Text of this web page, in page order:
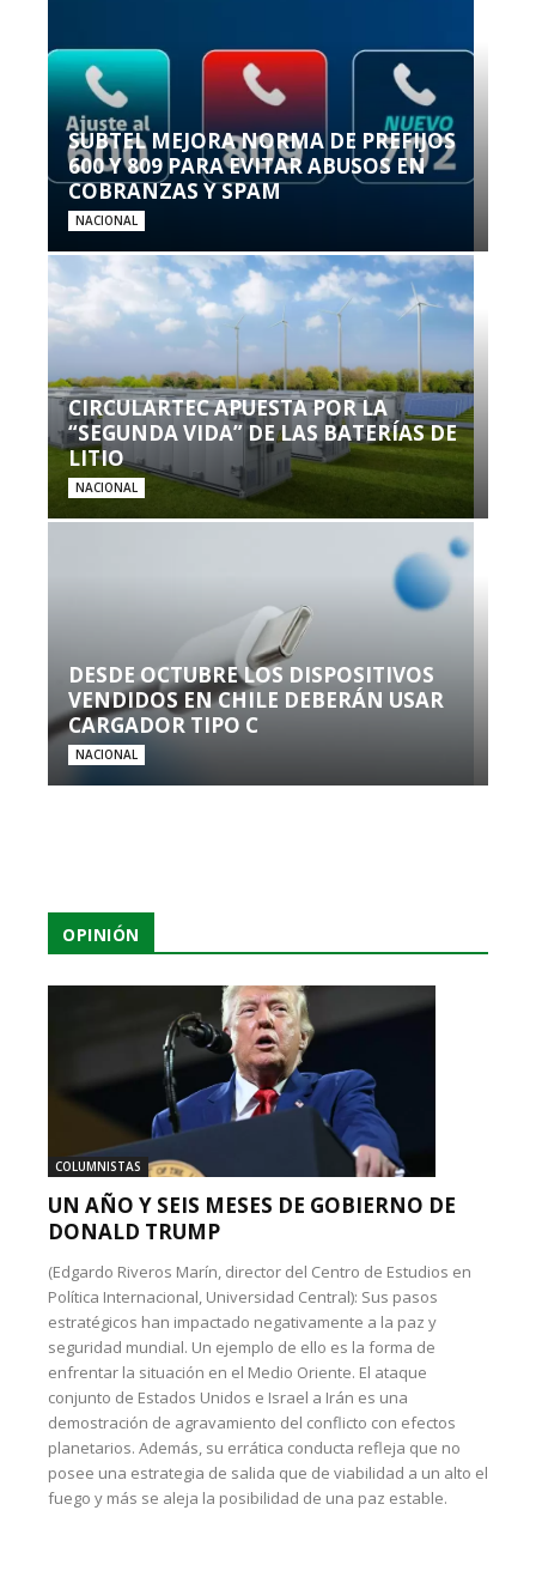
SUBTEL MEJORA NORMA DE PREFIJOS
600 Y 809 PARA EVITAR ABUSOS EN
COBRANZAS Y SPAM
NACIONAL
CIRCULARTEC APUESTA POR LA
“SEGUNDA VIDA” DE LAS BATERÍAS DE
LITIO
NACIONAL
DESDE OCTUBRE LOS DISPOSITIVOS
VENDIDOS EN CHILE DEBERÁN USAR
CARGADOR TIPO C
NACIONAL
OPINIÓN
COLUMNISTAS
UN AÑO Y SEIS MESES DE GOBIERNO DE
DONALD TRUMP
(Edgardo Riveros Marín, director del Centro de Estudios en
Política Internacional, Universidad Central): Sus pasos
estratégicos han impactado negativamente a la paz y
seguridad mundial. Un ejemplo de ello es la forma de
enfrentar la situación en el Medio Oriente. El ataque
conjunto de Estados Unidos e Israel a Irán es una
demostración de agravamiento del conflicto con efectos
planetarios. Además, su errática conducta refleja que no
posee una estrategia de salida que de viabilidad a un alto el
fuego y más se aleja la posibilidad de una paz estable.